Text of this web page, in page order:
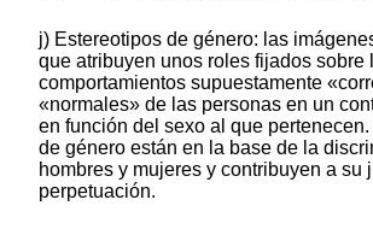
j) Estereotipos de género: las
que atribuyen unos roles fijados sobre
comportamientos supuestamente
«normales» de las personas en un
en función del sexo al que
de género están en la base de la
hombres y mujeres y contribuyen a su
perpetuación.